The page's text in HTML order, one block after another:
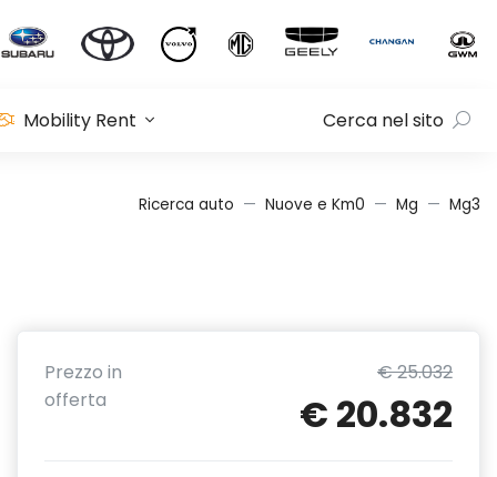
Mobility Rent Cerca nel sito
Ricerca auto Nuove e Km0 Mg Mg3
Prezzo in
offerta
€ 25.032
€ 20.832